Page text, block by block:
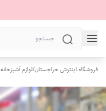
فروشگاه اینترنتی حراجستان/لوازم آشپزخانه